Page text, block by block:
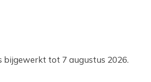
bijgewerkt tot 7 augustus 2026.